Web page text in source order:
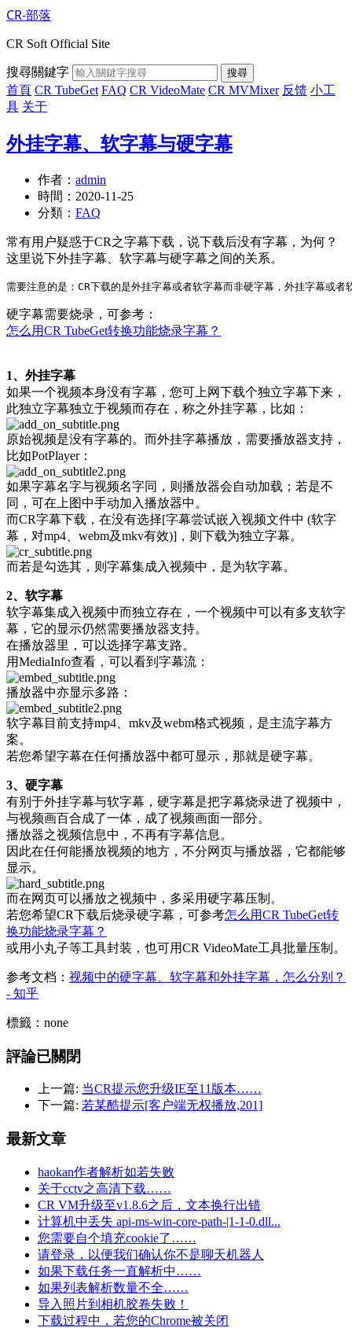
CR-部落
CR Soft Official Site
搜尋關鍵字 搜尋
首頁 CR TubeGet FAQ CR VideoMate CR MVMixer 反馈 小工
具 关于
外挂字幕、软字幕与硬字幕
作者： admin
時間： 2020-11-25
分類： FAQ
常有用户疑惑于CR之字幕下载，说下载后没有字幕，为何？
这里说下外挂字幕、软字幕与硬字幕之间的关系。
硬字幕需要烧录，可参考：
怎么用CR TubeGet转换功能烧录字幕？
1、外挂字幕
如果一个视频本身没有字幕，您可上网下载个独立字幕下来，
此独立字幕独立于视频而存在，称之外挂字幕，比如：
原始视频是没有字幕的。而外挂字幕播放，需要播放器支持，
比如PotPlayer：
如果字幕名字与视频名字同，则播放器会自动加载；若是不
同，可在上图中手动加入播放器中。
而CR字幕下载，在没有选择[字幕尝试嵌入视频文件中 (软字
幕，对mp4、webm及mkv有效)]，则下载为独立字幕。
而若是勾选其，则字幕集成入视频中，是为软字幕。
2、软字幕
软字幕集成入视频中而独立存在，一个视频中可以有多支软字
幕，它的显示仍然需要播放器支持。
在播放器里，可以选择字幕支路。
用MediaInfo查看，可以看到字幕流：
播放器中亦显示多路：
软字幕目前支持mp4、mkv及webm格式视频，是主流字幕方
案。
若您希望字幕在任何播放器中都可显示，那就是硬字幕。
3、硬字幕
有别于外挂字幕与软字幕，硬字幕是把字幕烧录进了视频中，
与视频画百合成了一体，成了视频画面一部分。
播放器之视频信息中，不再有字幕信息。
因此在任何能播放视频的地方，不分网页与播放器，它都能够
显示。
而在网页可以播放之视频中，多采用硬字幕压制。
若您希望CR下载后烧录硬字幕，可参考怎么用CR TubeGet转
换功能烧录字幕？
或用小丸子等工具封装，也可用CR VideoMate工具批量压制。
参考文档： 视频中的硬字幕、软字幕和外挂字幕，怎么分别？
- 知乎
標籤：none
評論已關閉
上一篇: 当CR提示您升级IE至11版本……
下一篇: 若某酷提示[客户端无权播放,201]
最新文章
haokan作者解析如若失败
关于cctv之高清下载……
CR VM升级至v1.8.6之后，文本换行出错
计算机中丢失 api-ms-win-core-path-|1-1-0.dll...
您需要自个填充cookie了……
请登录，以便我们确认你不是聊天机器人
如果下载任务一直解析中……
如果列表解析数量不全……
导入照片到相机胶卷失败！
下载过程中，若您的Chrome被关闭